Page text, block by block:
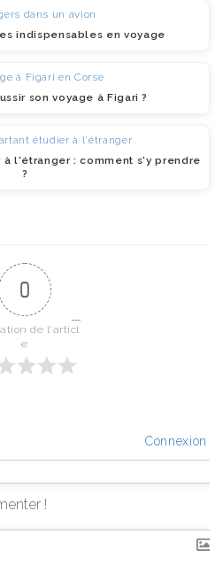
indispensables en voyage
son voyage à Figari ?
l'étranger : comment s'y prendre
?
0
de l'articl
e
Connexion